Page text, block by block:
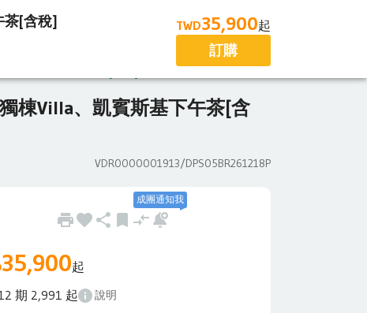
客服中心
茶[含稅] TWD35,900起
訂購
、凱賓斯基下午茶[含稅]
棟Villa、凱賓斯基下午茶[含
VDR0000001913/DPS05BR261218P
成團通知我
35,900起
期 2,991 起 說明